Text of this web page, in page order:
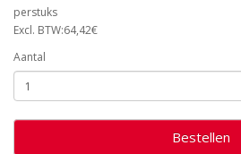
perstuks
Excl. BTW:64,42€
Aantal
Bestellen